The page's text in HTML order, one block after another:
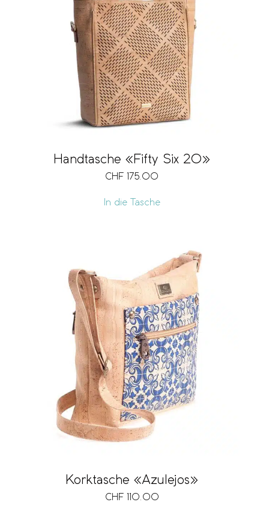
Handtasche «Fifty Six 20»
CHF 175.00
In die Tasche
Korktasche «Azulejos»
CHF 110.00